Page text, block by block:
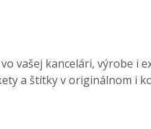
vašej kancelári, výrobe i
a štítky v originálnom i